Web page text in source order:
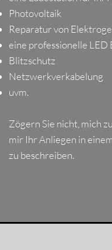
Photovoltaik
Reparatur von
eine professionelle LED
Blitzschutz
Netzwerkverkabelung
uvm.
Zögern Sie nicht, mich
mir Ihr Anliegen in
zu beschreiben.